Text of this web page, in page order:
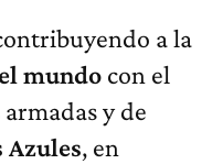
a la
mundo con el
y de
Azules, en